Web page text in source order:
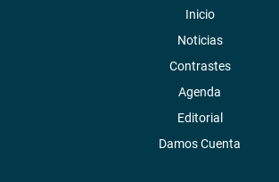
Inicio
Noticias
Contrastes
Agenda
Editorial
Damos Cuenta